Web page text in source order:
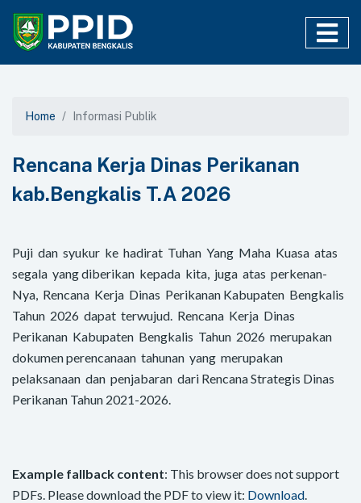
Home Informasi Publik
Rencana Kerja Dinas Perikanan
kab.Bengkalis T.A 2026
Puji dan syukur ke hadirat Tuhan Yang Maha Kuasa atas
segala yang diberikan kepada kita, juga atas perkenan-
Nya, Rencana Kerja Dinas Perikanan Kabupaten Bengkalis
Tahun 2026 dapat terwujud. Rencana Kerja Dinas
Perikanan Kabupaten Bengkalis Tahun 2026 merupakan
dokumen perencanaan tahunan yang merupakan
pelaksanaan dan penjabaran dari Rencana Strategis Dinas
Perikanan Tahun 2021-2026.
Example fallback content: This browser does not support
PDFs. Please download the PDF to view it: Download.